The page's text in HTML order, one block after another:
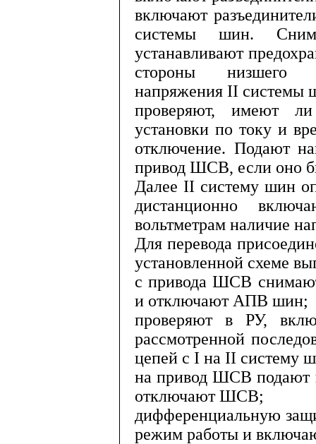
включают
си­стемы шин.
устанавливают
стороны низшего
напряжения II системы
проверяют, имеют
установки по току и
отключение. Подают
привод ШСВ, если оно
Далее II систему шин
дис­танционно
вольтметрам наличие
Для перевода
уста­новленной схеме
с привода ШСВ
и от­ключают АПВ шин;
проверяют в РУ,
рассмотрен­ной
цепей с I на II сис­тему
на привод ШСВ подают
от­ключают ШСВ;
дифференциальную
ре­жим работы и